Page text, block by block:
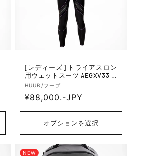
[レディーズ] トライアスロン
用ウェットスーツ AEGXV33 W
Aegis Xv Wetsuit 3:3 - Black/
販
売
HUUB/フーブ
通
常
格
¥88,000.-JPY
オプションを選択
NEW